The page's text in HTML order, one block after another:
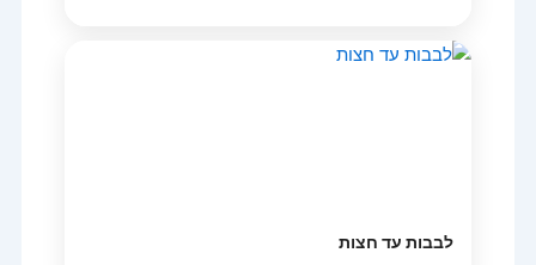
לבבות עד חצות